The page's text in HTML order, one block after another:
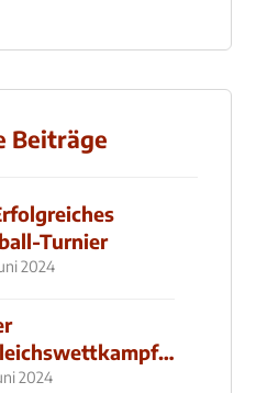
Beiträge
Turnier
2024
2024